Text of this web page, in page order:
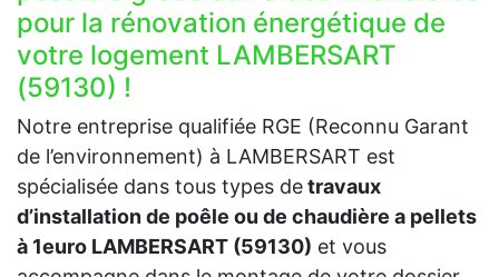
pour la rénovation énergétique de
votre logement LAMBERSART
(59130) !
Notre entreprise qualifiée RGE (Reconnu Garant
de l’environnement) à LAMBERSART est
spécialisée dans tous types detravaux
d’installation de poêle ou de chaudière a pellets
à 1euro LAMBERSART (59130) et vous